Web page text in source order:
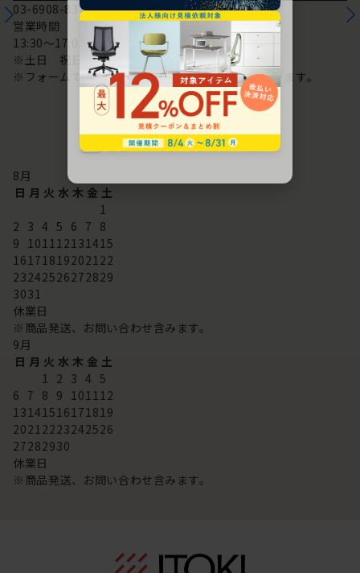
03-6908-8370
営業時間
13:30～17:00
※土日 祝日は休み
※フォームでのお問い合わせは24時間対応しております。
配送・お問い合わせ営業日
8月
日 月 火 水 木 金 土
1
2 3 4 5 6 7 8
9 101112131415
16171819202122
23242526272829
3031
休業日
※商品発送、お問い合わせ含みます。
9月
日 月 火 水 木 金 土
1 2 3 4 5
6 7 8 9 101112
13141516171819
20212223242526
27282930
休業日
※商品発送、お問い合わせ含みます。